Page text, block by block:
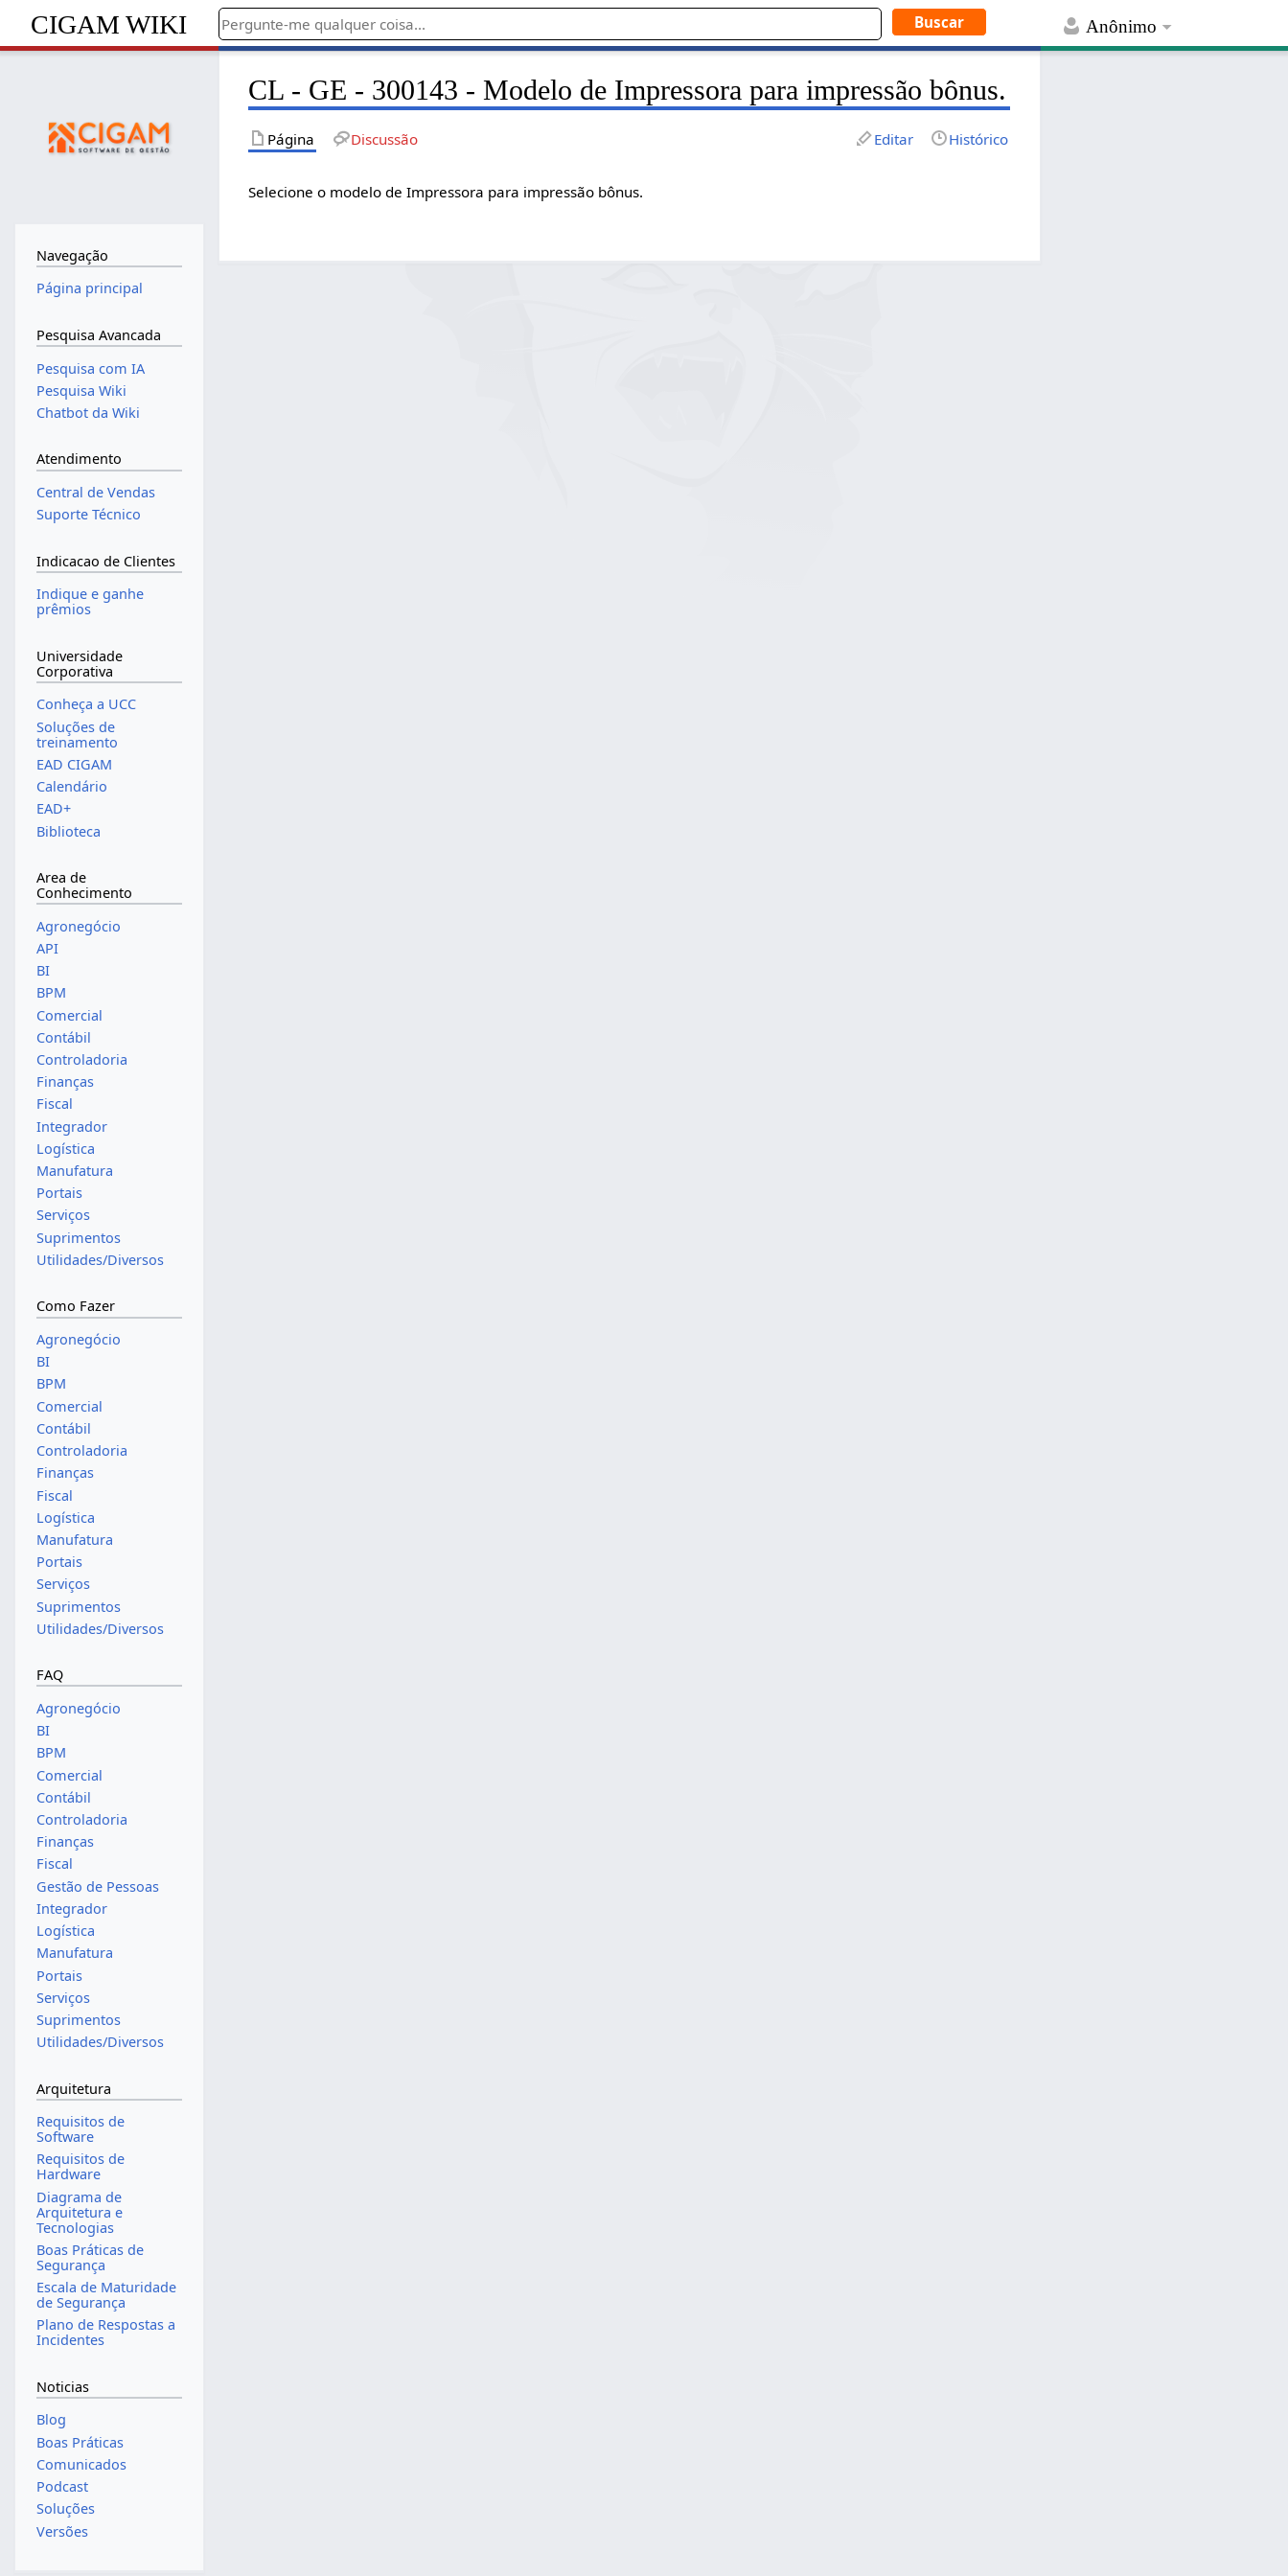
Anônimo
CIGAM WIKI
CL - GE - 300143 - Modelo de Impressora para impressão bônus.
Página Discussão Editar Histórico
Selecione o modelo de Impressora para impressão bônus.
Navegação
Página principal
Pesquisa Avancada
Pesquisa com IA
Pesquisa Wiki
Chatbot da Wiki
Atendimento
Central de Vendas
Suporte Técnico
Indicacao de Clientes
Indique e ganhe
prêmios
Universidade
Corporativa
Conheça a UCC
Soluções de
treinamento
EAD CIGAM
Calendário
EAD+
Biblioteca
Area de
Conhecimento
Agronegócio
API
BI
BPM
Comercial
Contábil
Controladoria
Finanças
Fiscal
Integrador
Logística
Manufatura
Portais
Serviços
Suprimentos
Utilidades/Diversos
Como Fazer
Agronegócio
BI
BPM
Comercial
Contábil
Controladoria
Finanças
Fiscal
Logística
Manufatura
Portais
Serviços
Suprimentos
Utilidades/Diversos
FAQ
Agronegócio
BI
BPM
Comercial
Contábil
Controladoria
Finanças
Fiscal
Gestão de Pessoas
Integrador
Logística
Manufatura
Portais
Serviços
Suprimentos
Utilidades/Diversos
Arquitetura
Requisitos de
Software
Requisitos de
Hardware
Diagrama de
Arquitetura e
Tecnologias
Boas Práticas de
Segurança
Escala de Maturidade
de Segurança
Plano de Respostas a
Incidentes
Noticias
Blog
Boas Práticas
Comunicados
Podcast
Soluções
Versões